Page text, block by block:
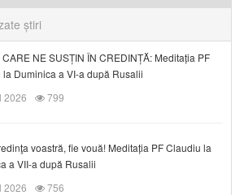
știri
NE SUSȚIN ÎN CREDINȚĂ: Meditația PF
Duminica a VI-a după Rusalii
2026
799
voastră, fie vouă! Meditația PF Claudiu la
a VII-a după Rusalii
2026
756